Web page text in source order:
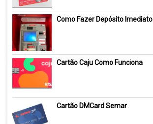
Como Fazer Depósito Imediato
Cartão Caju Como Funciona
Cartão DMCard Semar